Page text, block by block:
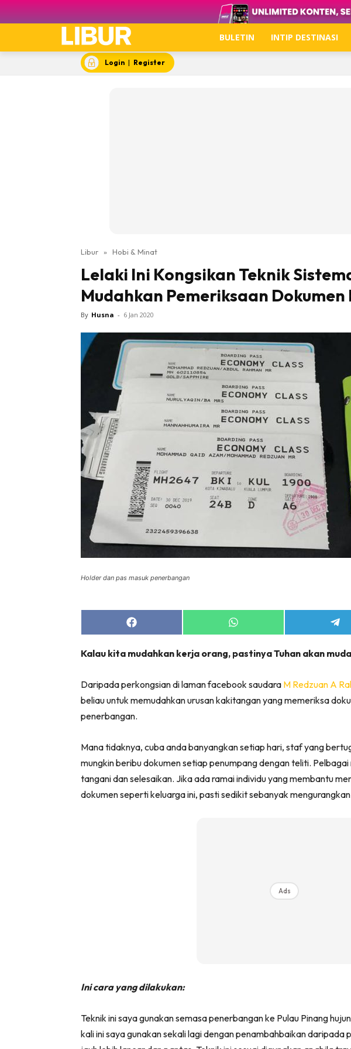
Video
Sentiasa up to date
BULETIN INTIP DESTINASI
Login | Register
Libur » Hobi & Minat
Lelaki Ini Kongsikan Teknik
Mudahkan Pemeriksaan
By Husna - 6 Jan 2020
Holder dan pas masuk penerbangan
Share
on
Share
on
on
Kalau kita mudahkan kerja orang, pastinya Tuhan akan
Daripada perkongsian di laman facebook saudara M Redzuan A
beliau untuk memudahkan urusan kakitangan yang memeriksa
penerbangan.
Mana tidaknya, cuba anda banyangkan setiap hari, staf yang
mungkin beribu dokumen setiap penumpang dengan teliti.
tangani dan selesaikan. Jika ada ramai individu yang membantu
dokumen seperti keluarga ini, pasti sedikit sebanyak
Ads
Ini cara yang dilakukan:
Teknik ini saya gunakan semasa penerbangan ke Pulau Pinang
kali ini saya gunakan sekali lagi dengan penambahbaikan daripada